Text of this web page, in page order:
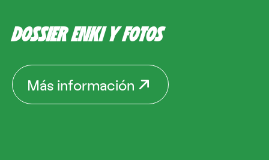
DOSSIER ENKI Y FOTOS
Más información